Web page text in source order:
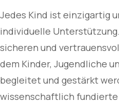
Jedes Kind ist einzigartig
individuelle
sicheren und
dem Kinder, Jugendliche
begleitet und gestärkt
wissenschaftlich